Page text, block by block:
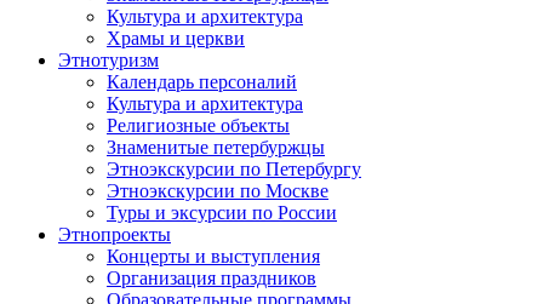
Культура и архитектура
Храмы и церкви
Этнотуризм
Календарь персоналий
Культура и архитектура
Религиозные объекты
Знаменитые петербуржцы
Этноэкскурсии по Петербургу
Этноэкскурсии по Москве
Туры и эксурсии по России
Этнопроекты
Концерты и выступления
Организация праздников
Образовательные программы